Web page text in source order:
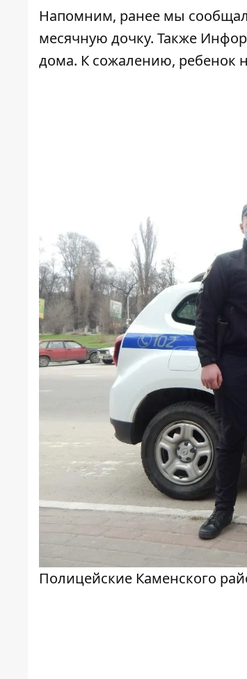
Напомним, ранее мы
месячную дочку. Также
дома. К сожалению, ребенок
Полицейские Каменского